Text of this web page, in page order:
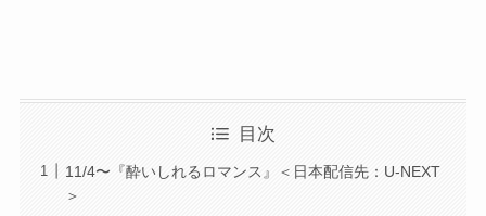
目次
11/4〜『酔いしれるロマンス』＜日本配信先：U-NEXT
＞